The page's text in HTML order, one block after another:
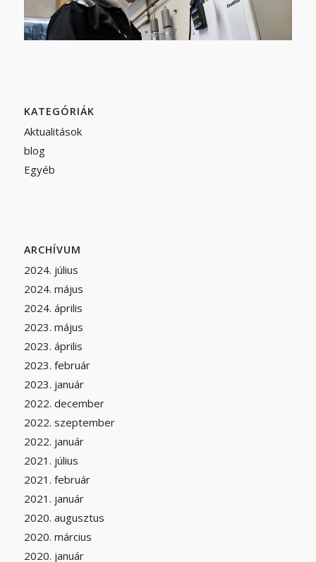
KATEGÓRIÁK
Aktualitások
blog
Egyéb
ARCHÍVUM
2024. július
2024. május
2024. április
2023. május
2023. április
2023. február
2023. január
2022. december
2022. szeptember
2022. január
2021. július
2021. február
2021. január
2020. augusztus
2020. március
2020. január